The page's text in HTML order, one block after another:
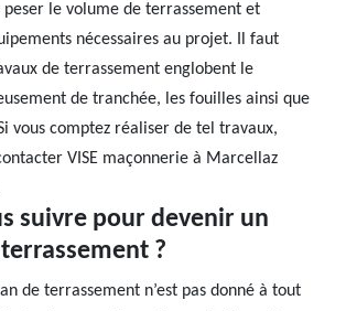
le volume de terrassement et
nécessaires au projet. Il faut
de terrassement englobent le
de tranchée, les fouilles ainsi que
vous comptez réaliser de tel travaux,
VISE maçonnerie à Marcellaz
suivre pour devenir un
?
de terrassement n’est pas donné à tout